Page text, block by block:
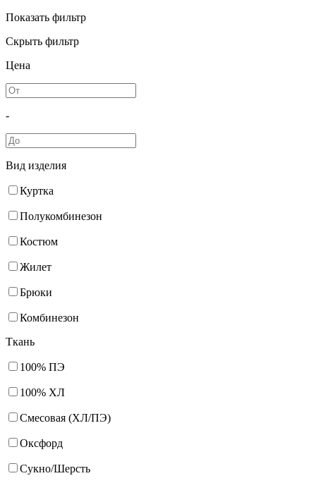
Показать фильтр
Скрыть фильтр
Цена
-
Вид изделия
Куртка
Полукомбинезон
Костюм
Жилет
Брюки
Комбинезон
Ткань
100% ПЭ
100% ХЛ
Смесовая (ХЛ/ПЭ)
Оксфорд
Сукно/Шерсть